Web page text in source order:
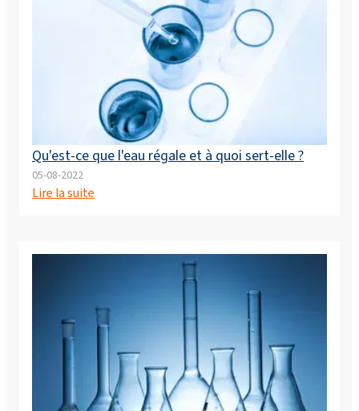
Qu'est-ce que l'eau régale et à quoi sert-elle ?
05-08-2022
Lire la suite